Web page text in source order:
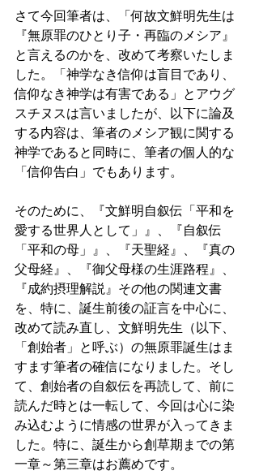
さて今回筆者は、「何故文鮮明先生は
『無原罪のひとり子・再臨のメシア』
と言えるのかを、改めて考察いたしま
した。「神学なき信仰は盲目であり、
信仰なき神学は有害である」とアウグ
スチヌスは言いましたが、以下に論及
する内容は、筆者のメシア観に関する
神学であると同時に、筆者の個人的な
「信仰告白」でもあります。
そのために、『文鮮明自叙伝「平和を
愛する世界人として」』、『自叙伝
「平和の母」』、『天聖経』、『真の
父母経』、『御父母様の生涯路程』、
『成約摂理解説』その他の関連文書
を、特に、誕生前後の証言を中心に、
改めて読み直し、文鮮明先生（以下、
「創始者」と呼ぶ）の無原罪誕生はま
すます筆者の確信になりました。そし
て、創始者の自叙伝を再読して、前に
読んだ時とは一転して、今回は心に染
み込むように情感の世界が入ってきま
した。特に、誕生から創草期までの第
一章～第三章はお薦めです。